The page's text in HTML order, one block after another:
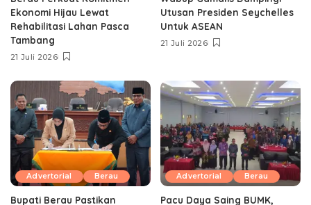
Ekonomi Hijau Lewat
Rehabilitasi Lahan Pasca
Tambang
21 Juli 2026
Utusan Presiden Seychelles
Untuk ASEAN
21 Juli 2026
Advertorial Berau
Bupati Berau Pastikan
Advertorial Berau
Pacu Daya Saing BUMK,